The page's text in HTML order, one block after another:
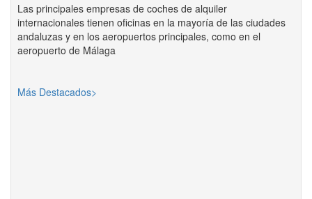
Las principales empresas de coches de alquiler
internacionales tienen oficinas en la mayoría de las ciudades
andaluzas y en los aeropuertos principales, como en el
aeropuerto de Málaga
Más Destacados>